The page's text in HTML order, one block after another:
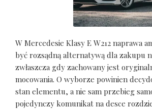
W Mercedesie Klasy E W212 naprawa
być rozsądną alternatywą dla zakupu
zwłaszcza gdy zachowany jest
mocowania. O wyborze powinien
stan elementu, a nie sam przebieg
pojedynczy komunikat na desce